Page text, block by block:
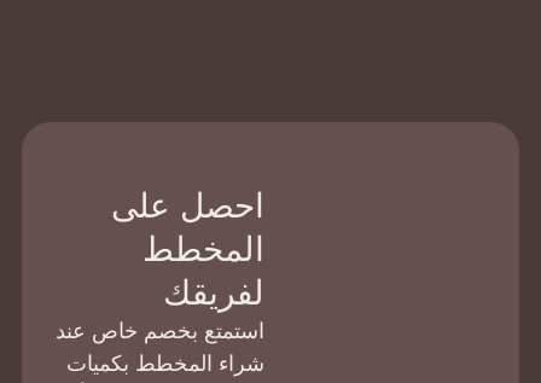
احصل على
المخطط
لفريقك
استمتع بخصم خاص عند
شراء المخطط بكميات